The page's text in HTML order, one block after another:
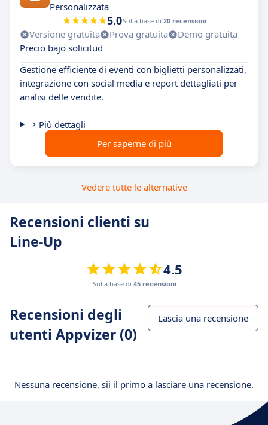
Personalizzata
5.0Sulla base di 20 recensioni
Versione gratuita Prova gratuita
Demo gratuita
Precio bajo solicitud
Gestione efficiente di eventi con biglietti personalizzati,
integrazione con social media e report dettagliati per
analisi delle vendite.
Più dettagli
Per saperne di più
Vedere tutte le alternative
Recensioni clienti su
Line-Up
4.5
Sulla base di 45 recensioni
Recensioni degli
utenti Appvizer (0)
Lascia una recensione
Nessuna recensione, sii il primo a lasciare una recensione.